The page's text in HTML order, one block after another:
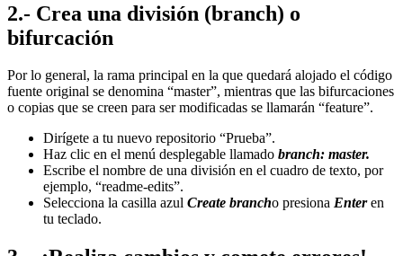
2.- Crea una división (branch) o
bifurcación
Por lo general, la rama principal en la que quedará alojado el código
fuente original se denomina “master”, mientras que las bifurcaciones
o copias que se creen para ser modificadas se llamarán “feature”.
Dirígete a tu nuevo repositorio “Prueba”.
Haz clic en el menú desplegable llamado branch: master.
Escribe el nombre de una división en el cuadro de texto, por
ejemplo, “readme-edits”.
Selecciona la casilla azul Create brancho presiona Enteren
tu teclado.